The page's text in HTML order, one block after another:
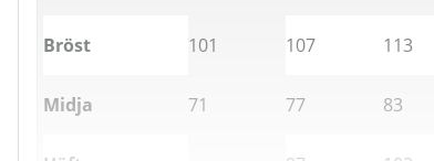
Bröst 101 107 113
Midja 71 77 83